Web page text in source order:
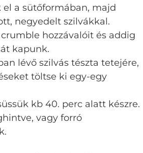
el a sütőformában, majd
negyedelt szilvákkal.
hozzávalóit és addig
kapunk.
lévő szilvás tészta tetejére,
töltse ki egy-egy
kb 40. perc alatt készre.
vagy forró